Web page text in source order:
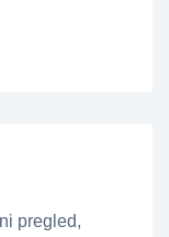
pregled,